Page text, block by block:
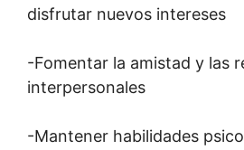
disfrutar nuevos intereses
-Fomentar la amistad y las
interpersonales
-Mantener habilidades